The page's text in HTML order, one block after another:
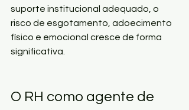
suporte institucional adequado, o
risco de esgotamento, adoecimento
físico e emocional cresce de forma
significativa.
O RH como agente de